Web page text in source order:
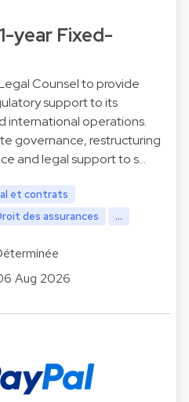
year Fixed-
Counsel to provide
support to its
international operations.
governance, restructuring
and legal support to s…
et contrats
des assurances ...
Aug 2026